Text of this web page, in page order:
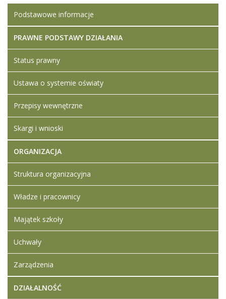
KB
Ledwójcik
Artykuły biurowe i
tonery
pdf
263.48
Iwona
Artykuł
został
utworzony.
Dodane
załączniki
biurowe i
tonery
Środki
czystości
poniedziałek,
29 marzec
2021 09:57
Ledwójcik
Podstawowe informacje
PRAWNE PODSTAWY DZIAŁANIA
Status prawny
Ustawa o systemie oświaty
Przepisy wewnętrzne
Skargi i wnioski
ORGANIZACJA
Struktura organizacyjna
Władze i pracownicy
Majątek szkoły
Uchwały
Zarządzenia
DZIAŁALNOŚĆ